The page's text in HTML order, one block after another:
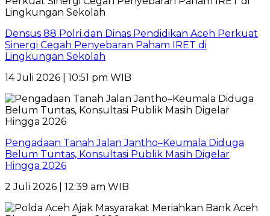
Densus 88 Polri dan Dinas Pendidikan Aceh Perkuat
Sinergi Cegah Penyebaran Paham IRET di
Lingkungan Sekolah
14 Juli 2026 | 10:51 pm WIB
Pengadaan Tanah Jalan Jantho–Keumala Diduga
Belum Tuntas, Konsultasi Publik Masih Digelar
Hingga 2026
2 Juli 2026 | 12:39 am WIB